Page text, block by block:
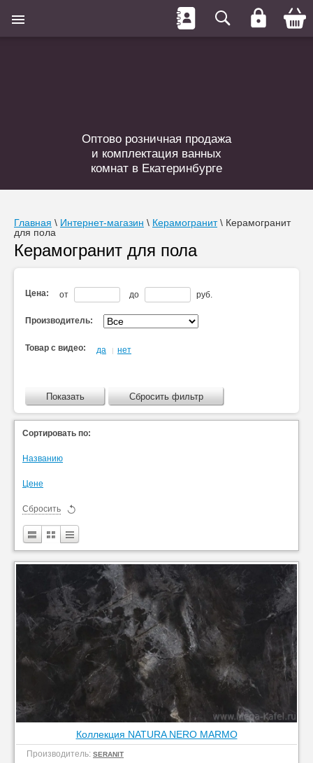
Оптово розничная продажа
и комплектация ванных
комнат в Екатеринбурге
Главная \ Интернет-магазин \ Керамогранит \ Керамогранит
для пола
Керамогранит для пола
Цена: от до руб.
Производитель:
Товар с видео: да | нет
Показать Сбросить фильтр
Сортировать по:
Названию
Цене
Сбросить
Коллекция NATURA NERO MARMO
Производитель: SERANIT